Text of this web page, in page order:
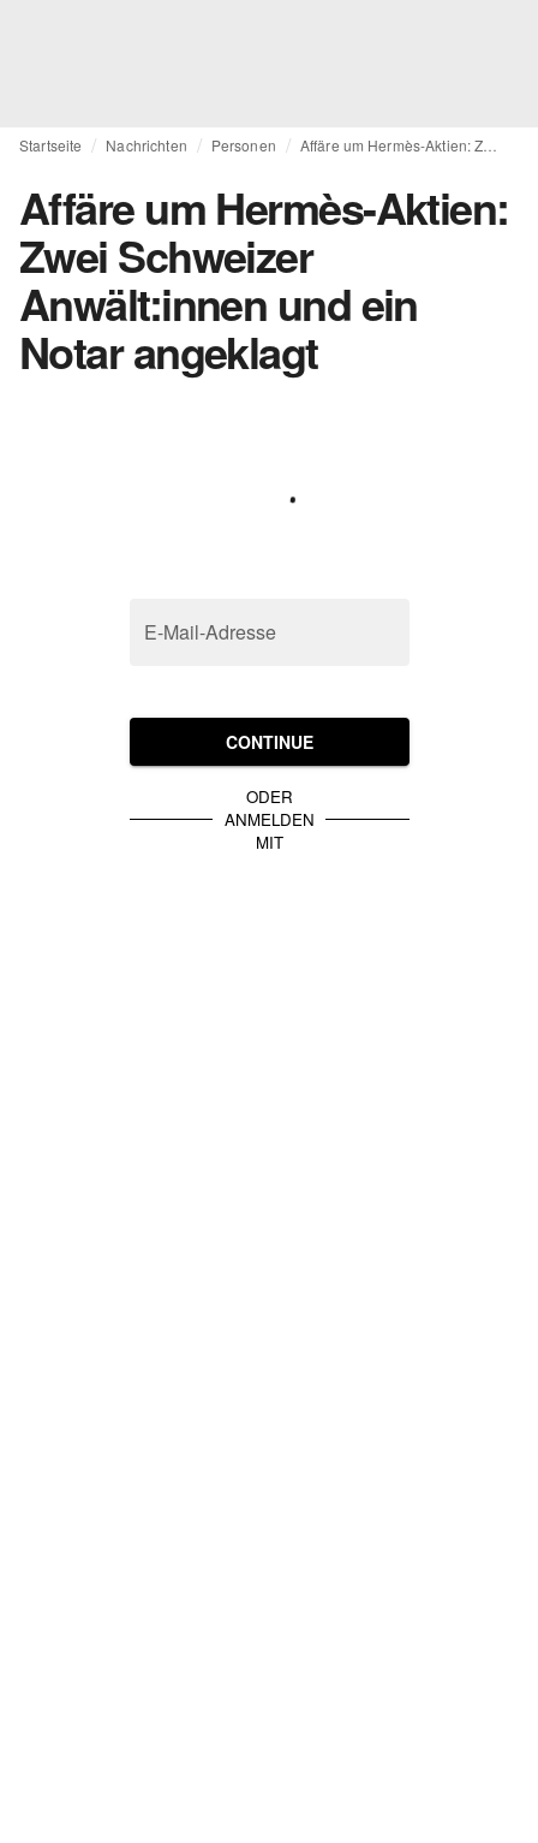
Startseite Nachrichten Personen
Affäre um Hermès-Aktien:
Zwei Schweizer
Anwält:innen und ein
Notar angeklagt
E-Mail-Adresse
CONTINUE
ODER
ANMELDEN
MIT